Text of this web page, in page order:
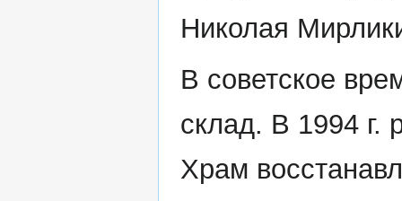
Николая
В советское
склад. В 1994
Храм